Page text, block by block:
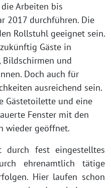
Arbeiten bis
2017 durchführen. Die
Rollstuhl geeignet sein.
Gäste in
Bildschirmen und
Doch auch für
ausreichend sein.
Gästetoilette und eine
Fenster mit den
wieder geöffnet.
durch fest eingestelltes
ehrenamtlich tätige
Hier laufen schon